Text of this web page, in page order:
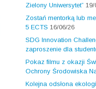
Zielony Uniwersytet” 19/
Zostań mentorką lub
5 ECTS 16/06/26
SDG Innovation
zaproszenie dla
Pokaz filmu z okazji
Ochrony Środowiska
Kolejna odsłona